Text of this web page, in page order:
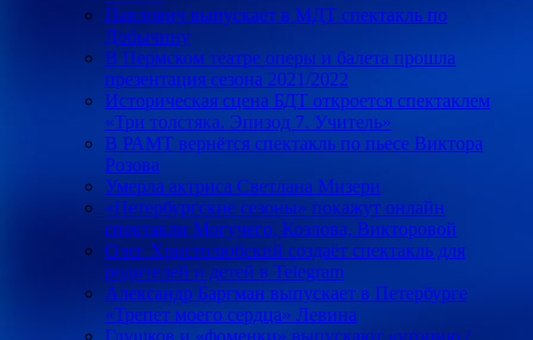
Павлович выпускает в МДТ спектакль по
Добычину
В Пермском театре оперы и балета прошла
презентация сезона 2021/2022
Историческая сцена БДТ откроется спектаклем
«Три толстяка. Эпизод 7. Учитель»
В РАМТ вернётся спектакль по пьесе Виктора
Розова
Умерла актриса Светлана Мизери
«Петербургские сезоны» покажут онлайн
спектакли Могучего, Козлова, Викторовой
Олег Христолюбский создаёт спектакль для
родителей и детей в Telegram
Александр Баргман выпускает в Петербурге
«Трепет моего сердца» Левина
Глушков и «фоменки» выпускают «утопию /